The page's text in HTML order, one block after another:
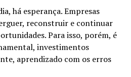
há esperança. Empresas
reconstruir e continuar
Para isso, porém, é
investimentos
aprendizado com os erros